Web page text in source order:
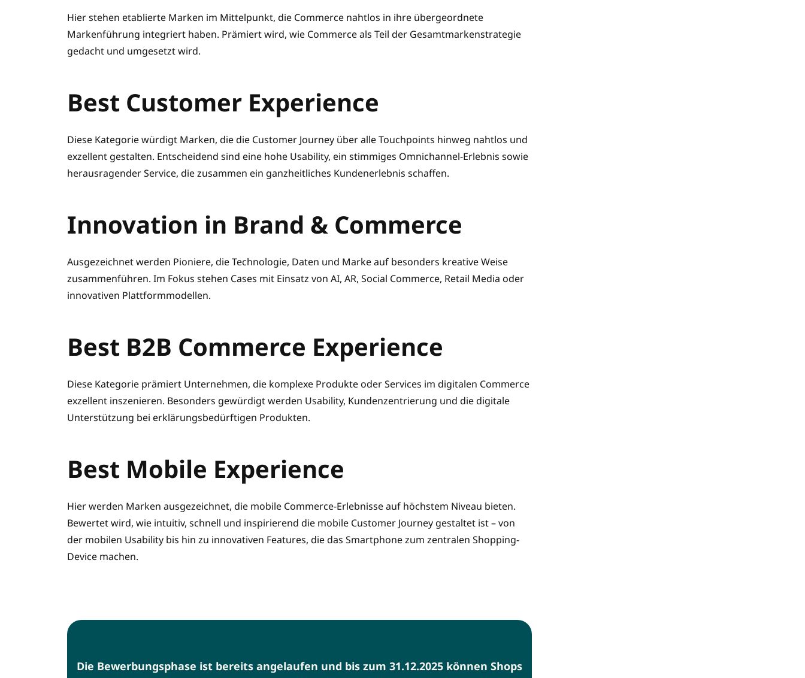
Hier stehen etablierte Marken im Mittelpunkt, die Commerce nahtlos in ihre übergeordnete
Markenführung integriert haben. Prämiert wird, wie Commerce als Teil der Gesamtmarkenstrategie
gedacht und umgesetzt wird.
Best Customer Experience
Diese Kategorie würdigt Marken, die die Customer Journey über alle Touchpoints hinweg nahtlos und
exzellent gestalten. Entscheidend sind eine hohe Usability, ein stimmiges Omnichannel-Erlebnis sowie
herausragender Service, die zusammen ein ganzheitliches Kundenerlebnis schaffen.
Innovation in Brand & Commerce
Ausgezeichnet werden Pioniere, die Technologie, Daten und Marke auf besonders kreative Weise
zusammenführen. Im Fokus stehen Cases mit Einsatz von AI, AR, Social Commerce, Retail Media oder
innovativen Plattformmodellen.
Best B2B Commerce Experience
Diese Kategorie prämiert Unternehmen, die komplexe Produkte oder Services im digitalen Commerce
exzellent inszenieren. Besonders gewürdigt werden Usability, Kundenzentrierung und die digitale
Unterstützung bei erklärungsbedürftigen Produkten.
Best Mobile Experience
Hier werden Marken ausgezeichnet, die mobile Commerce-Erlebnisse auf höchstem Niveau bieten.
Bewertet wird, wie intuitiv, schnell und inspirierend die mobile Customer Journey gestaltet ist – von
der mobilen Usability bis hin zu innovativen Features, die das Smartphone zum zentralen Shopping-
Device machen.
Die Bewerbungsphase ist bereits angelaufen und bis zum 31.12.2025 können Shops